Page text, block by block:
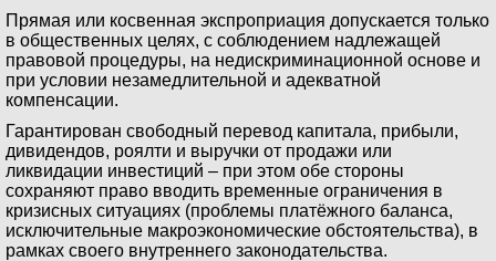
Прямая или косвенная экспроприация допускается только
в общественных целях, с соблюдением надлежащей
правовой процедуры, на недискриминационной основе и
при условии незамедлительной и адекватной
компенсации.
Гарантирован свободный перевод капитала, прибыли,
дивидендов, роялти и выручки от продажи или
ликвидации инвестиций – при этом обе стороны
сохраняют право вводить временные ограничения в
кризисных ситуациях (проблемы платёжного баланса,
исключительные макроэкономические обстоятельства), в
рамках своего внутреннего законодательства.